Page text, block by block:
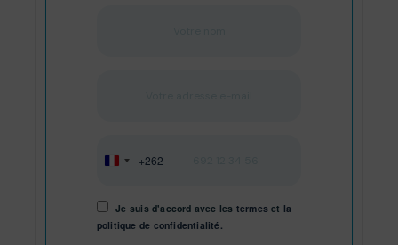
Réunion
+262
Je suis d'accord avec les termeset la
politique de confidentialité.